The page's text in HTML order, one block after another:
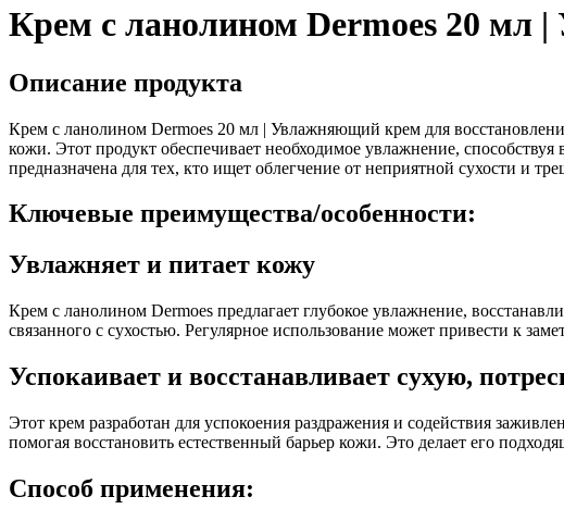
Крем с ланолином Dermoes 20 мл
Описание продукта
Крем с ланолином Dermoes 20 мл | Увлажняющий крем для
кожи. Этот продукт обеспечивает необходимое увлажнение,
предназначена для тех, кто ищет облегчение от неприятной сухости и
Ключевые преимущества/особенности:
Увлажняет и питает кожу
Крем с ланолином Dermoes предлагает глубокое увлажнение,
связанного с сухостью. Регулярное использование может привести к
Успокаивает и восстанавливает сухую,
Этот крем разработан для успокоения раздражения и содействия
помогая восстановить естественный барьер кожи. Это делает его
Способ применения: